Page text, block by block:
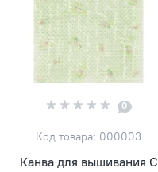
0
Код товара: 000003
Канва для вышивания С